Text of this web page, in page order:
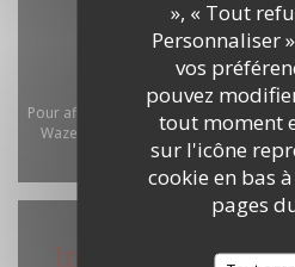
», « Tout
Personnaliser
vos
pouvez
tout moment
sur l'icône
cookie en bas
pages
Pour afficher la carte interactive
Waze Map (Google). Ces cookies
navigation et de
Infos pratiques